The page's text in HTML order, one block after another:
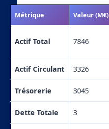
Métrique Valeur (M€)
Actif Total 7846
Actif Circulant 3326
Trésorerie 3045
Dette Totale 3